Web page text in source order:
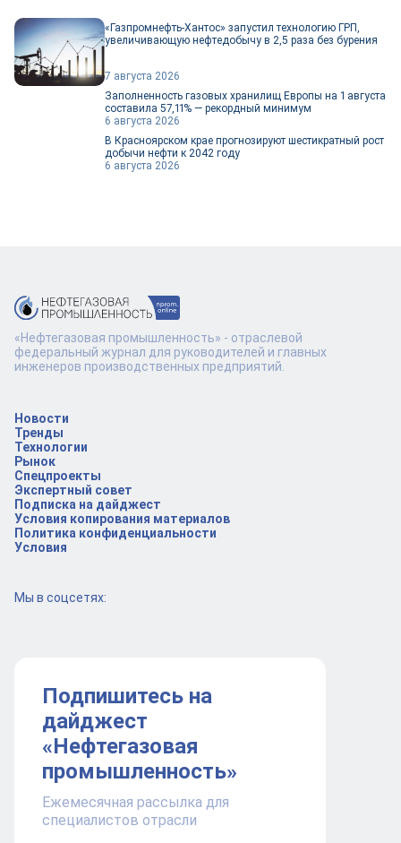
«Газпромнефть-Хантос» запустил технологию ГРП,
увеличивающую нефтедобычу в 2,5 раза без бурения
7 августа 2026
Заполненность газовых хранилищ Европы на 1 августа
составила 57,11% — рекордный минимум
6 августа 2026
В Красноярском крае прогнозируют шестикратный рост
добычи нефти к 2042 году
6 августа 2026
Новости
Тренды
Технологии
Рынок
Спецпроекты
Экспертный совет
Подписка на дайджест
Условия копирования материалов
Политика конфиденциальности
Условия
Мы в соцсетях:
Подпишитесь на
дайджест
«Нефтегазовая
промышленность»
Ежемесячная рассылка для
специалистов отрасли
«Нефтегазовая промышленность» - отраслевой
федеральный журнал для руководителей и главных
инженеров производственных предприятий.